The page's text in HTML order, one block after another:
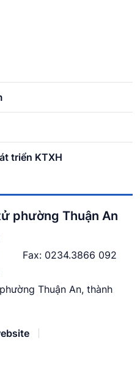
triển KTXH
phường Thuận An
Fax: 0234.3866 092
Thuận An, thành